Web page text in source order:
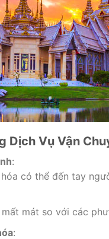
Dịch Vụ Vận
:
có thể đến tay
mát so với các
: